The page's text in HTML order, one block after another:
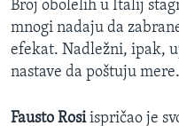
Broj obolelih u Italij
mnogi nadaju da
efekat. Nadležni, ipak,
nastave da poštuju mere.
Fausto Rosiispričao je